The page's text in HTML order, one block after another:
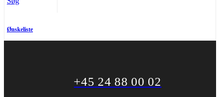
Ønskeliste
+45 24 88 00 02